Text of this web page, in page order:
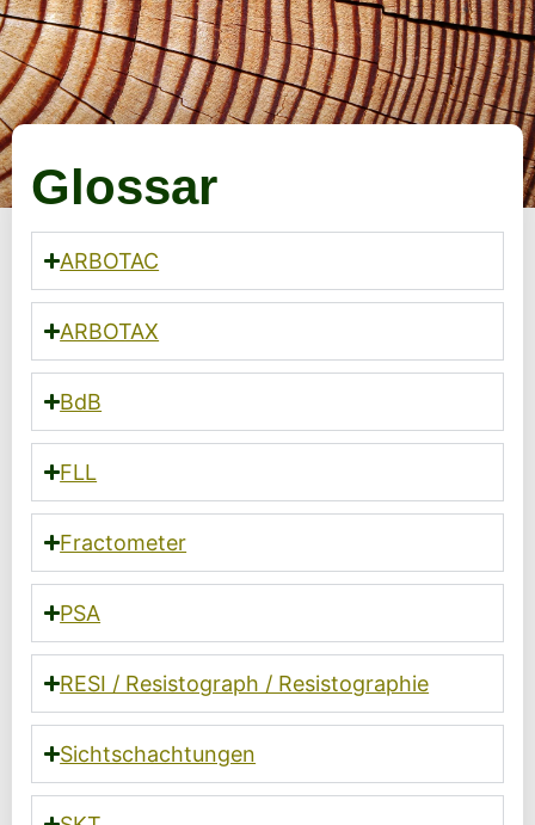
Glossar
ARBOTAC
ARBOTAX
BdB
FLL
Fractometer
PSA
RESI / Resistograph / Resistographie
Sichtschachtungen